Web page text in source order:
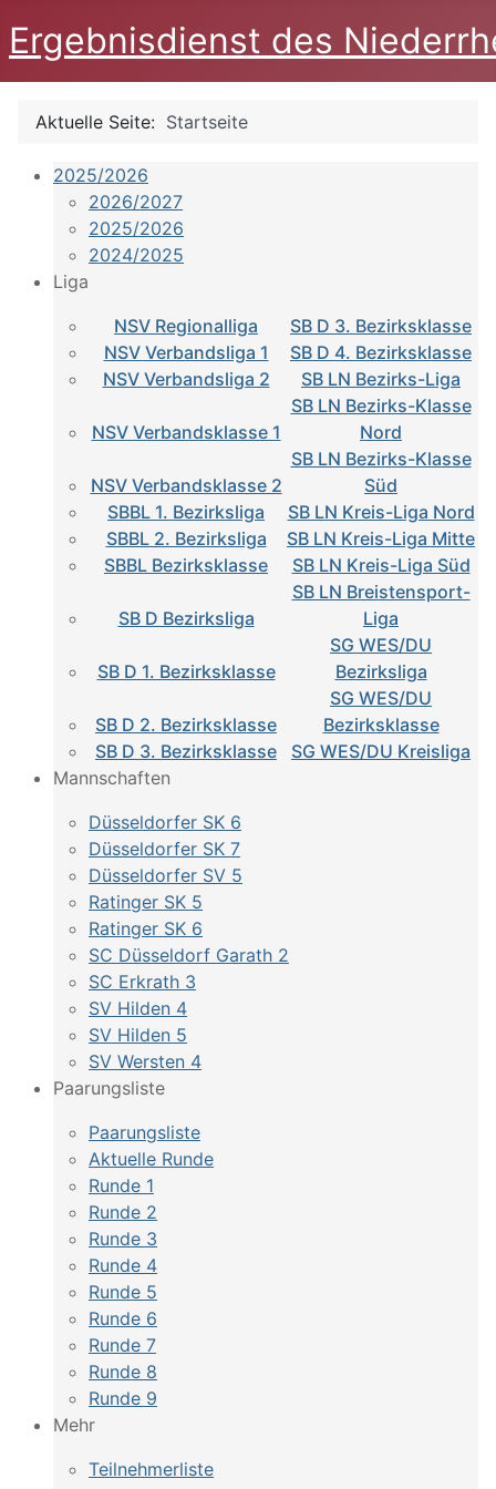
Ergebnisdienst des
Aktuelle Seite: Startseite
2025/2026
2026/2027
2025/2026
2024/2025
Liga
NSV Regionalliga
SB D 3. Bezirksklasse
NSV Verbandsliga 1
SB D 4. Bezirksklasse
NSV Verbandsliga 2
SB LN Bezirks-Liga
NSV Verbandsklasse 1
SB LN Bezirks-Klasse
Nord
NSV Verbandsklasse 2
SB LN Bezirks-Klasse
Süd
SBBL 1. Bezirksliga
SB LN Kreis-Liga Nord
SBBL 2. Bezirksliga
SB LN Kreis-Liga Mitte
SBBL Bezirksklasse
SB LN Kreis-Liga Süd
SB D Bezirksliga
SB LN Breistensport-
Liga
SB D 1. Bezirksklasse
SG WES/DU
Bezirksliga
SB D 2. Bezirksklasse
SG WES/DU
Bezirksklasse
SB D 3. Bezirksklasse
SG WES/DU Kreisliga
Mannschaften
Düsseldorfer SK 6
Düsseldorfer SK 7
Düsseldorfer SV 5
Ratinger SK 5
Ratinger SK 6
SC Düsseldorf Garath 2
SC Erkrath 3
SV Hilden 4
SV Hilden 5
SV Wersten 4
Paarungsliste
Paarungsliste
Aktuelle Runde
Runde 1
Runde 2
Runde 3
Runde 4
Runde 5
Runde 6
Runde 7
Runde 8
Runde 9
Mehr
Teilnehmerliste